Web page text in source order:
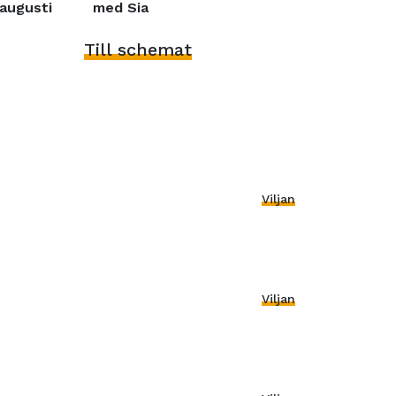
augusti med Sia
Till schemat
Viljan
Viljan